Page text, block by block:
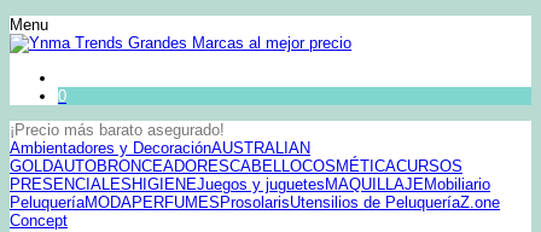
Menu
0
¡Precio más barato asegurado!
Ambientadores y DecoraciónAUSTRALIAN
GOLDAUTOBRONCEADORESCABELLOCOSMÉTICACURSOS
PRESENCIALES HIGIENEJuegos y juguetes MAQUILLAJEMobiliario
PeluqueríaMODAPERFUMES ProsolarisUtensilios de PeluqueríaZ.one
Concept